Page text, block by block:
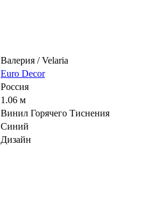
Валерия / Velaria
Euro Decor
Россия
1.06 м
Винил Горячего Тиснения
Синий
Дизайн